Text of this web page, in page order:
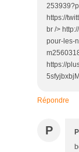
https://
br />
pour-les-
https://
Répondre
P